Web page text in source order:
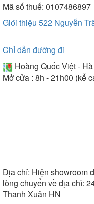
Mã số thuế: 0107486897
Giới thiệu 522 Nguyễn
Chỉ dẫn đường đi
Hoàng Quốc Việt -
Mở cửa : 8h - 21h00 (kể
Địa chỉ: Hiện showroom
lòng chuyển về địa chỉ:
Thanh Xuân HN